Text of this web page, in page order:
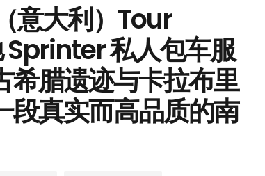
意大利）Tour
私人包车服
希腊遗迹与卡拉布里
段真实而高品质的南